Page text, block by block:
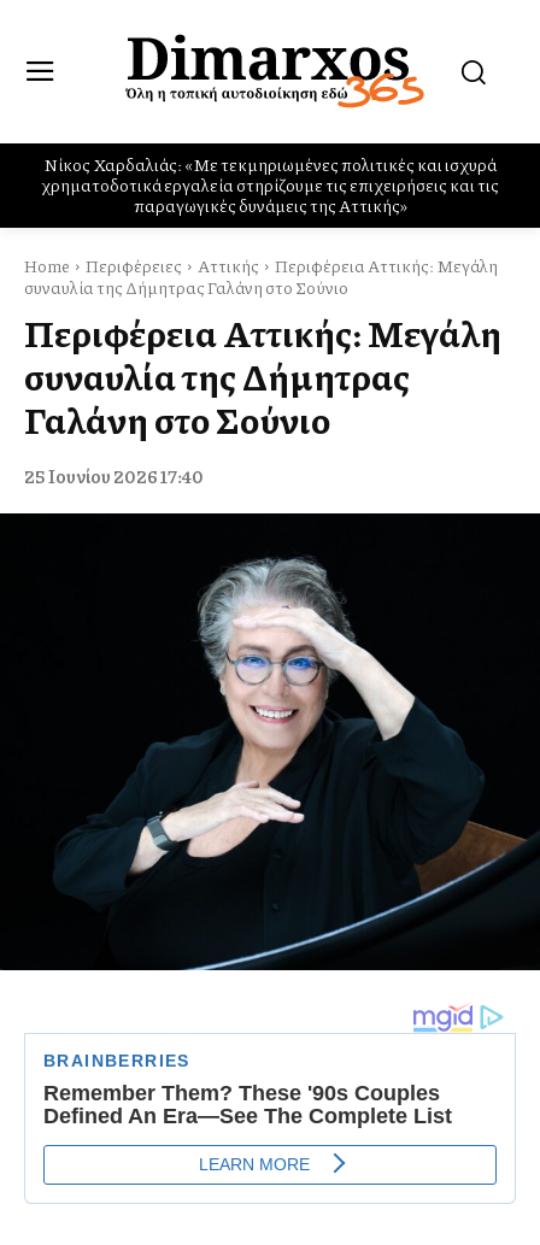
Ο Σύλλογος των Αιγινητών οργανώνει Κοινωνικό Φροντιστήριο
Home Περιφέρειες Αττικής
Περιφέρεια Αττικής: Μεγάλη
συναυλία της Δήμητρας Γαλάνη στο Σούνιο
Περιφέρεια Αττικής: Μεγάλη
συναυλία της Δήμητρας
Γαλάνη στο Σούνιο
25 Ιουνίου 2026 17:40